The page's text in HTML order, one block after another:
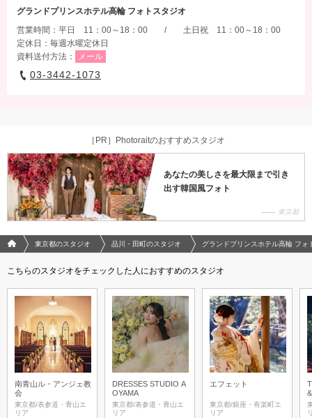
グランドプリンスホテル高輪 フォトスタジオ
営業時間：平日 11：00～18：00 / 土日祝 11：00～18：00
定休日：毎週水曜定休日
資料送付方法：
メール
03-3442-1073
［PR］Photoraitのおすすめスタジオ
あなたの美しさを最大限まで引き
出す韓国風フォト
東京都
フォトウエディング/結婚写真のPhotorait ホーム
東京都のスタジオ 品川・田町のスタジオ グランドプリンスホテル高輪 フォ
こちらのスタジオをチェックした人におすすめのスタジオ
南青山ル・アンジェ教
会
東京都/表参道・青山エ
リア
DRESSES STUDIO A
OYAMA
東京都/表参道・青山エ
リア
エフェット
東京都/銀座・有楽町エ
リア